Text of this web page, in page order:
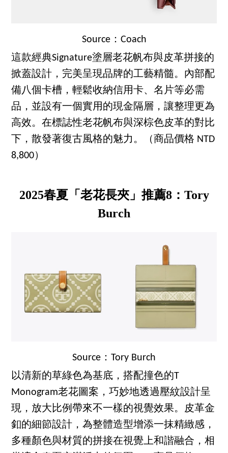
Source：Coach
這款經典Signature塗層老花帆布與皮革拼接的
掀蓋設計，完美呈現品牌的工藝精髓。內部配
備八個卡槽，輕鬆收納信用卡、名片等必需
品，並設有一個實用的現金隔層，讓整理更為
高效。在標誌性老花帆布與深棕色皮革的對比
下，散發著復古風格的魅力。（商品價格 NTD
8,800）
2025春夏「老花長夾」推薦8：Tory
Burch
Source：Tory Burch
以清新的草綠色為基底，搭配撞色的T
Monogram老花圖案，巧妙地透過壓紋設計呈
現，放大比例帶來不一樣的視覺效果。皮革金
釦的細節設計，為整體造型增添一抹精緻感，
多種顏色與材質的拼接在視覺上和諧融合，相